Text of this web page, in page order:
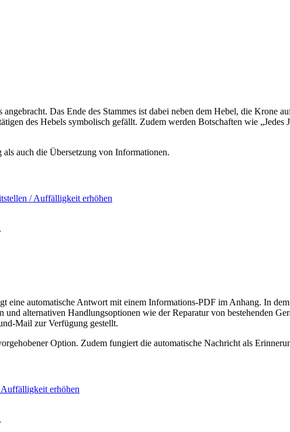
Das Ende des Stammes ist dabei neben dem Hebel, die Krone
des Hebels symbolisch gefällt. Zudem werden Botschaften wie „Jedes
auch die Übersetzung von Informationen.
/ Auffälligkeit erhöhen
eine automatische Antwort mit einem Informations-PDF im Anhang. In
alternativen Handlungsoptionen wie der Reparatur von bestehenden
Mail zur Verfügung gestellt.
Option. Zudem fungiert die automatische Nachricht als
erhöhen